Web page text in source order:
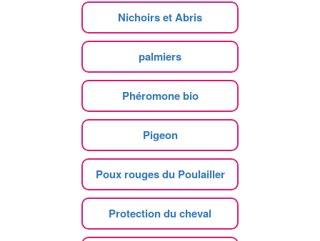
Nichoirs et Abris
palmiers
Phéromone bio
Pigeon
Poux rouges du Poulailler
Protection du cheval